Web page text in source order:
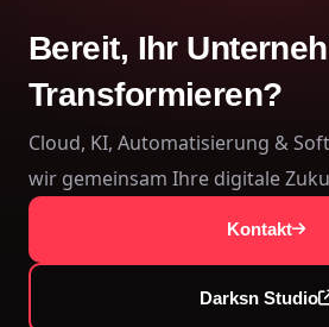
Bereit, Ihr
Transformieren?
Cloud, KI, Automatisierung &
wir gemeinsam Ihre digitale
Kontakt
Darksn Studio